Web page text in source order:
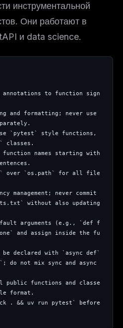
инструментальной
Они работают в
и data science.
to function sign
formatting; never use
`pytest` style functions,
classes.
names starting with
over `os.path` for all file
management; never commit
without also updating
arguments (e.g., `def f
and assign inside the fu
be declared with `async def`
do not mix sync and async
public functions and classe
format.
. && uv run pytest` before